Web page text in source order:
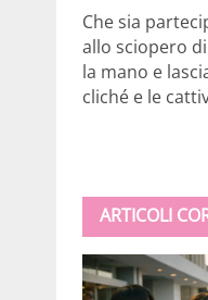
Che sia
allo sciopero
la mano e
cliché e le
ARTICOLI